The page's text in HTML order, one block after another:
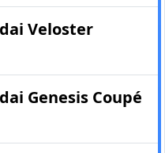
Veloster
Genesis Coupé